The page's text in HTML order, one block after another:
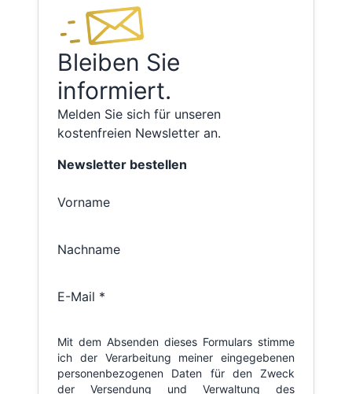
Bleiben Sie
informiert.
Melden Sie sich für unseren
kostenfreien Newsletter an.